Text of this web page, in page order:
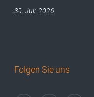
30. Juli. 2026
Folgen Sie uns